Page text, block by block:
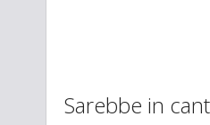
Sarebbe in